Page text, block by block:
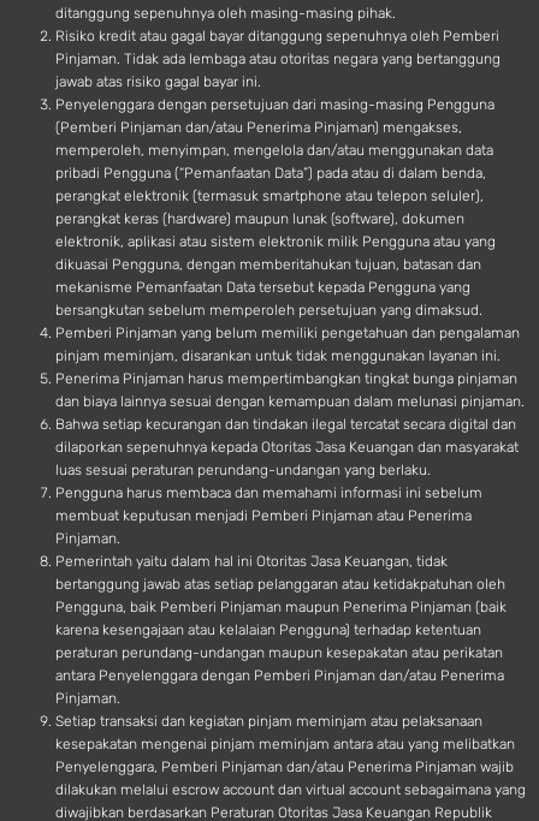
ditanggung sepenuhnya oleh masing-masing pihak.
Risiko kredit atau gagal bayar ditanggung sepenuhnya oleh Pemberi
Pinjaman. Tidak ada lembaga atau otoritas negara yang bertanggung
jawab atas risiko gagal bayar ini.
Penyelenggara dengan persetujuan dari masing-masing Pengguna
(Pemberi Pinjaman dan/atau Penerima Pinjaman) mengakses,
memperoleh, menyimpan, mengelola dan/atau menggunakan data
pribadi Pengguna (“Pemanfaatan Data”) pada atau di dalam benda,
perangkat elektronik (termasuk smartphone atau telepon seluler),
perangkat keras (hardware) maupun lunak (software), dokumen
elektronik, aplikasi atau sistem elektronik milik Pengguna atau yang
dikuasai Pengguna, dengan memberitahukan tujuan, batasan dan
mekanisme Pemanfaatan Data tersebut kepada Pengguna yang
bersangkutan sebelum memperoleh persetujuan yang dimaksud.
Pemberi Pinjaman yang belum memiliki pengetahuan dan pengalaman
pinjam meminjam, disarankan untuk tidak menggunakan layanan ini.
Penerima Pinjaman harus mempertimbangkan tingkat bunga pinjaman
dan biaya lainnya sesuai dengan kemampuan dalam melunasi pinjaman.
Bahwa setiap kecurangan dan tindakan ilegal tercatat secara digital dan
dilaporkan sepenuhnya kepada Otoritas Jasa Keuangan dan masyarakat
luas sesuai peraturan perundang-undangan yang berlaku.
Pengguna harus membaca dan memahami informasi ini sebelum
membuat keputusan menjadi Pemberi Pinjaman atau Penerima
Pinjaman.
Pemerintah yaitu dalam hal ini Otoritas Jasa Keuangan, tidak
bertanggung jawab atas setiap pelanggaran atau ketidakpatuhan oleh
Pengguna, baik Pemberi Pinjaman maupun Penerima Pinjaman (baik
karena kesengajaan atau kelalaian Pengguna) terhadap ketentuan
peraturan perundang-undangan maupun kesepakatan atau perikatan
antara Penyelenggara dengan Pemberi Pinjaman dan/atau Penerima
Pinjaman.
Setiap transaksi dan kegiatan pinjam meminjam atau pelaksanaan
kesepakatan mengenai pinjam meminjam antara atau yang melibatkan
Penyelenggara, Pemberi Pinjaman dan/atau Penerima Pinjaman wajib
dilakukan melalui escrow account dan virtual account sebagaimana yang
diwajibkan berdasarkan Peraturan Otoritas Jasa Keuangan Republik